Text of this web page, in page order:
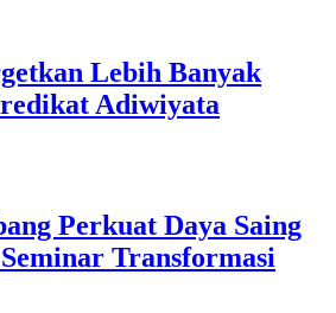
Lebih Banyak
Adiwiyata
Perkuat Daya Saing
Transformasi